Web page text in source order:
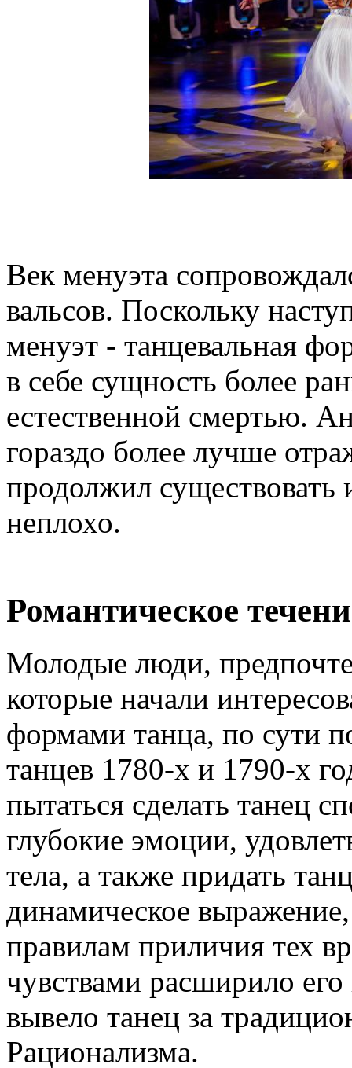
Век менуэта
вальсов. Поскольку
менуэт - танцевальная
в себе сущность более
естественной смертью.
гораздо более лучше
продолжил существовать
неплохо.
Романтическое
Молодые люди,
которые начали
формами танца, по сути
танцев 1780-х и 1790-х
пытаться сделать танец
глубокие эмоции,
тела, а также придать
динамическое
правилам приличия тех
чувствами расширило
вывело танец за
Рационализма.